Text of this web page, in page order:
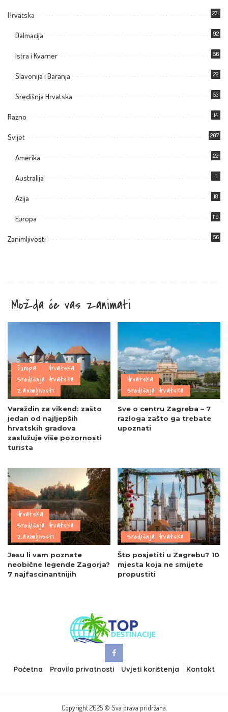
Hrvatska 271
Dalmacija 92
Istra i Kvarner 56
Slavonija i Baranja 22
Središnja Hrvatska 53
Razno 14
Svijet 207
Amerika 22
Australija 1
Azija 18
Europa 119
Zanimljivosti 56
Možda će vas zanimati
Europa
Hrvatska
Središnja Hrvatska
Zanimljivosti
Varaždin za vikend: zašto
jedan od najljepših
hrvatskih gradova
zaslužuje više pozornosti
turista
Hrvatska
Središnja Hrvatska
Sve o centru Zagreba – 7
razloga zašto ga trebate
upoznati
Hrvatska
Središnja Hrvatska
Zanimljivosti
Jesu li vam poznate
neobične legende Zagorja?
7 najfascinantnijih
Središnja Hrvatska
Što posjetiti u Zagrebu? 10
mjesta koja ne smijete
propustiti
Početna Pravila privatnosti Uvjeti korištenja Kontakt
Copyright 2025 © Sva prava pridržana.